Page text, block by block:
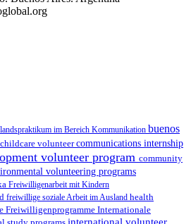
im Bereich Kommunikation buenos
volunteercommunications internship
volunteer program community
volunteering programs
Freiwilligenarbeit mit Kindern
freiwillige soziale Arbeit im Ausland health
Freiwilligenprogramme Internationale
international volunteer